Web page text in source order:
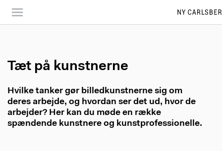
main
Tæt på kunstnerne
Hvilke tanker gør billedkunstnerne sig om
deres arbejde, og hvordan ser det ud, hvor de
arbejder? Her kan du møde en række
spændende kunstnere og kunstprofessionelle.